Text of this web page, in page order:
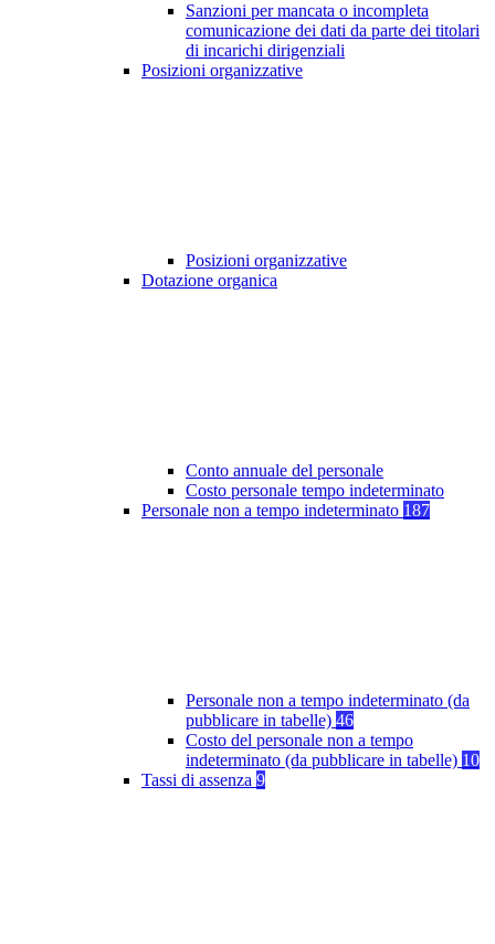
Sanzioni per mancata o incompleta
comunicazione dei dati da parte dei titolari
di incarichi dirigenziali
Posizioni organizzative
Posizioni organizzative
Dotazione organica
Conto annuale del personale
Costo personale tempo indeterminato
Personale non a tempo indeterminato 187
Personale non a tempo indeterminato (da
pubblicare in tabelle) 46
Costo del personale non a tempo
indeterminato (da pubblicare in tabelle) 10
Tassi di assenza 9